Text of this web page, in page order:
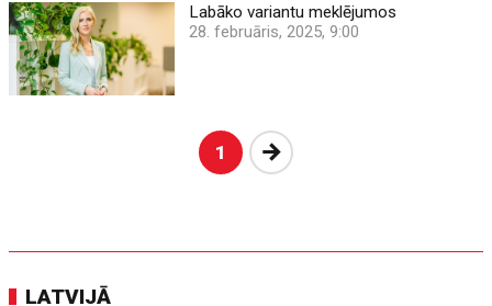
Labāko variantu meklējumos
28. februāris, 2025, 9:00
1 Nākošā
LATVIJĀ